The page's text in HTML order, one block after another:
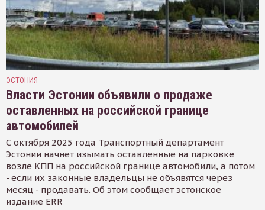
ЭСТОНИЯ
Власти Эстонии объявили о продаже
оставленных на российской границе
автомобилей
С октября 2025 года Транспортный департамент
Эстонии начнет изымать оставленные на парковке
возле КПП на российской границе автомобили, а потом
- если их законные владельцы не объявятся через
месяц - продавать. Об этом сообщает эстонское
издание ERR